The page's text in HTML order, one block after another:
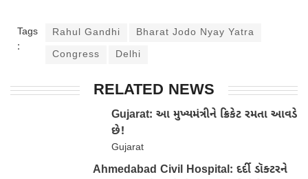
Tags
:
Rahul Gandhi
Bharat Jodo Nyay Yatra
Congress
Delhi
RELATED NEWS
Gujarat: આ મુખ્યમંત્રીને ક્રિકેટ રમતા આવડે
છે!
Gujarat
Ahmedabad Civil Hospital: દર્દી ડૉક્ટરને